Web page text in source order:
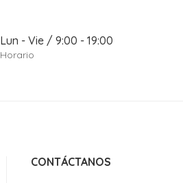
Lun - Vie / 9:00 - 19:00
Horario
CONTÁCTANOS